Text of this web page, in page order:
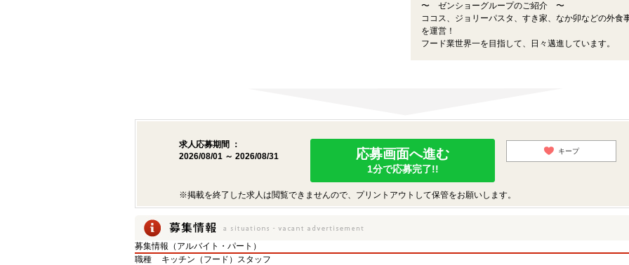
〜 ゼンショーグループのご紹介 〜
ココス、ジョリーパスタ、すき家、なか卯などの外食
を運営！
フード業世界一を目指して、日々邁進しています。
求人応募期間 ：
2026/08/01 ～ 2026/08/31
応募画面へ進む
1分で応募完了!!
キープ
※掲載を終了した求人は閲覧できませんので、プリントアウトして保管をお願いします。
募集情報（アルバイト・パート）
職種
キッチン（フード）スタッフ